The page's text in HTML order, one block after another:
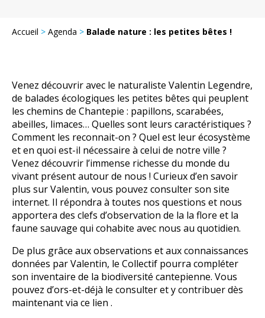
Accueil > Agenda > Balade nature : les petites bêtes !
Venez découvrir avec le naturaliste Valentin Legendre,
de balades écologiques les petites bêtes qui peuplent
les chemins de Chantepie : papillons, scarabées,
abeilles, limaces… Quelles sont leurs caractéristiques ?
Comment les reconnait-on ? Quel est leur écosystème
et en quoi est-il nécessaire à celui de notre ville ?
Venez découvrir l’immense richesse du monde du
vivant présent autour de nous ! Curieux d’en savoir
plus sur Valentin, vous pouvez consulter son site
internet. Il répondra à toutes nos questions et nous
apportera des clefs d’observation de la la flore et la
faune sauvage qui cohabite avec nous au quotidien.
De plus grâce aux observations et aux connaissances
données par Valentin, le Collectif pourra compléter
son inventaire de la biodiversité cantepienne. Vous
pouvez d’ors-et-déjà le consulter et y contribuer dès
maintenant via ce lien .